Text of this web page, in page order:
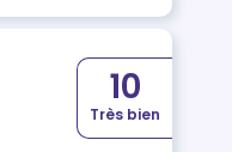
10
Très bien